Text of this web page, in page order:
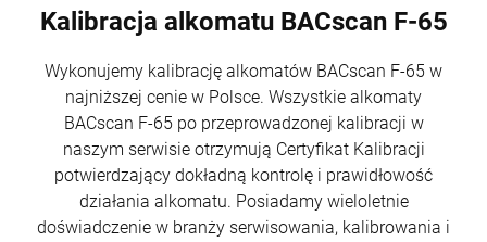
Kalibracja alkomatu BACscan F-65
Wykonujemy kalibrację alkomatów BACscan F-65 w
najniższej cenie w Polsce. Wszystkie alkomaty
BACscan F-65 po przeprowadzonej kalibracji w
naszym serwisie otrzymują Certyfikat Kalibracji
potwierdzający dokładną kontrolę i prawidłowość
działania alkomatu. Posiadamy wieloletnie
doświadczenie w branży serwisowania, kalibrowania i